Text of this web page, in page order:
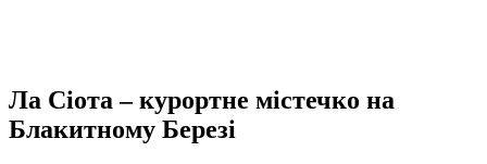
Ла Сіота – курортне містечко на
Блакитному Березі